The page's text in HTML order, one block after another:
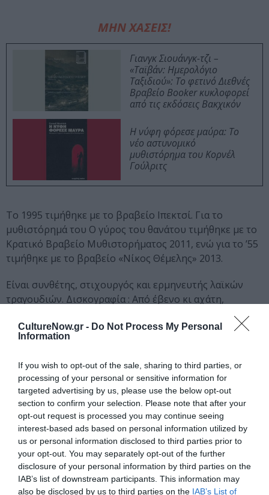
CultureNow.gr - Do Not Process My Personal
Information
If you wish to opt-out of the sale, sharing to third parties, or
processing of your personal or sensitive information for
targeted advertising by us, please use the below opt-out
section to confirm your selection. Please note that after your
opt-out request is processed you may continue seeing
interest-based ads based on personal information utilized by
us or personal information disclosed to third parties prior to
your opt-out. You may separately opt-out of the further
disclosure of your personal information by third parties on the
IAB’s list of downstream participants. This information may
also be disclosed by us to third parties on the IAB’s List of
ΜΗΝ ΧΑΣΕΙΣ!
Γιανγκ Σιουάνγκ-τζι –
«Ταϊβάν: Ημερολόγιο
Ταξιδιού»: Το φετινό Διεθνές
Βραβείο Booker κυκλοφορεί
από τις εκδόσεις Βακχικόν
Η νύφη φόρεσε μαύρα: Το
νέο αστυνομικό
μυθιστόρημα του Κορνέλ
Γούλριτς
Το 1995 τιμήθηκε με το βραβείο Ιπεκτσί. Για το
μυθιστόρημά του Ο γύρος του θανάτου τιμήθηκε με το
Κρατικό Βραβείο Μυθιστορήματος 2011, ενώ για το ’55
τιμήθηκε με το βραβείο «Νίκος Θέμελης» 2013.
Είναι συνθέτης, στιχουργός και ερμηνευτής λαϊκών
τραγουδιών. Δισκογραφία : Από έβενο κι αχάτη,
Συχνά παρουσιάζει συναυλίες με το δικό του
ρεπερτόριο η με θέματα του ρεμπέτικου και του λαϊκού
Ταυτότητα
Πληροφορίες έκδοσης:Εκδόσεις Άγρα, Σελίδες 192, Τιμή :
16,50€, ISBN: 978-960-505-564-6
Ακολουθήστε το Culturenow.gr στοGoogle Newsκαι
μάθετε πρώτοι όλες τις ειδήσεις